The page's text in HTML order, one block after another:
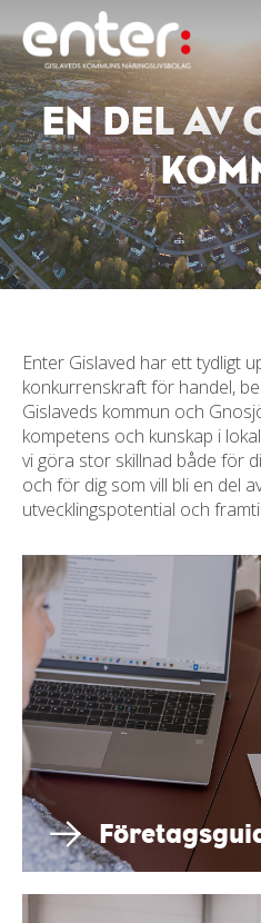
to
main
content
EN DEL AV
Enter Gislaved har ett tydligt
konkurrenskraft för handel,
Gislaveds kommun och
kompetens och kunskap i
vi göra stor skillnad både för
och för dig som vill bli en del
utvecklingspotential och